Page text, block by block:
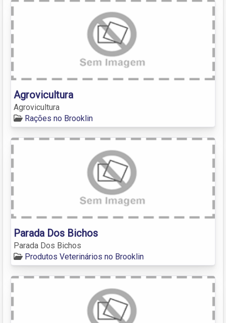
Agrovicultura
Agrovicultura
Rações no Brooklin
Parada Dos Bichos
Parada Dos Bichos
Produtos Veterinários no Brooklin